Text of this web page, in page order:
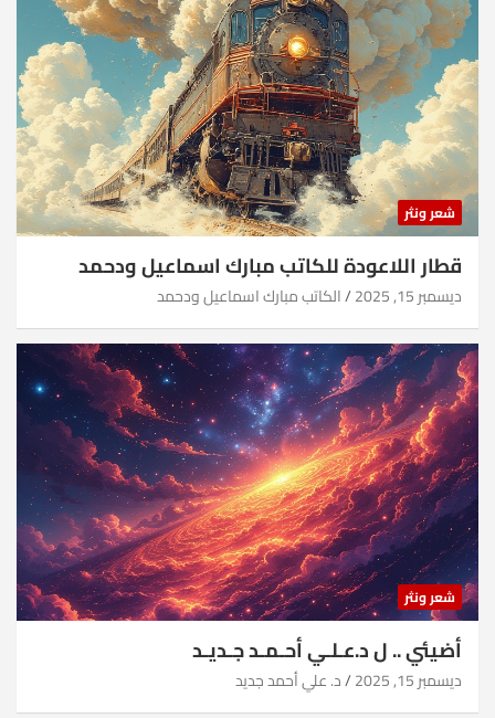
شعر ونثر
قطار اللاعودة للكاتب مبارك اسماعيل ودحمد
ديسمبر 15, 2025 الكاتب مبارك اسماعيل ودحمد
شعر ونثر
أضيئي .. ل د.عـلـي أحـمـد جـديـد
ديسمبر 15, 2025 د. علي أحمد جديد